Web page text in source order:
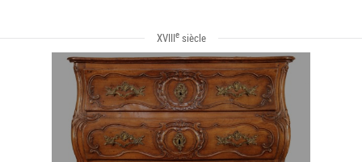
XVIIIesiècle